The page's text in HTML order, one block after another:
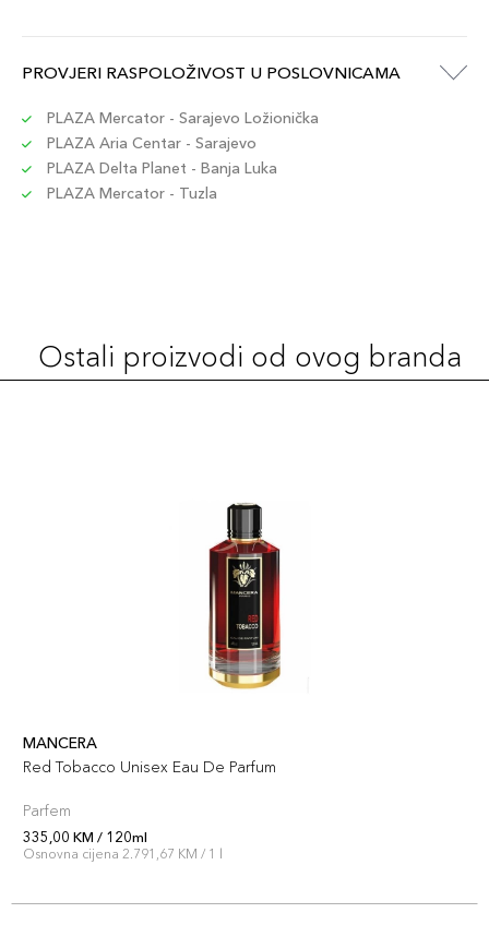
PROVJERI RASPOLOŽIVOST U POSLOVNICAMA
PLAZA Mercator - Sarajevo Ložionička
PLAZA Aria Centar - Sarajevo
PLAZA Delta Planet - Banja Luka
PLAZA Mercator - Tuzla
Ostali proizvodi od ovog branda
MANCERA
Red Tobacco Unisex Eau De Parfum
Parfem
335,00 KM / 120ml
Osnovna cijena 2.791,67 KM / 1 l